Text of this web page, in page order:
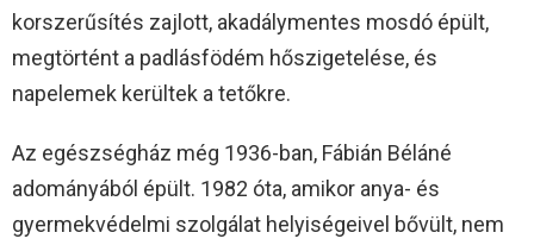
korszerűsítés zajlott, akadálymentes mosdó épült,
megtörtént a padlásfödém hőszigetelése, és
napelemek kerültek a tetőkre.
Az egészségház még 1936-ban, Fábián Béláné
adományából épült. 1982 óta, amikor anya- és
gyermekvédelmi szolgálat helyiségeivel bővült, nem